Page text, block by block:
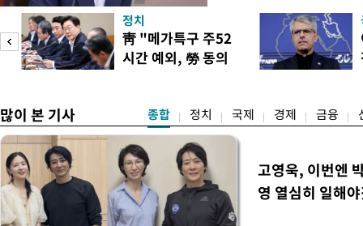
다"며 "국민 의견까지 수
토할 예정"이라고 밝혔다.
셜미디어(SNS) 엑스(X·옛
개편안은 지난 4일부터 오
정치
靑 "메가특구 주52
시간 예외, 勞 동의
많이 본 기사 종합 정치 국제 경제 금융
고영욱, 이번엔
영 열심히 일해